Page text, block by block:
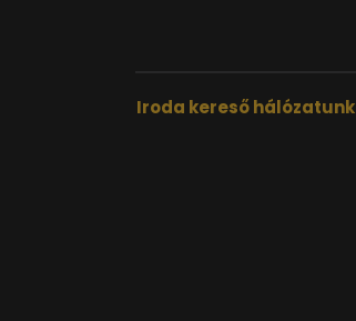
Iroda kereső hálózatunk